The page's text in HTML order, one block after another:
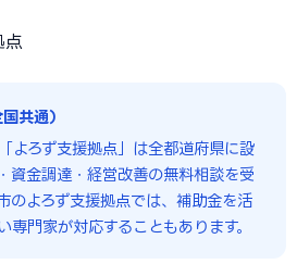
点
共通）
よろず支援拠点」は全都道府県に設
資金調達・経営改善の無料相談を受
のよろず支援拠点では、補助金を活
専門家が対応することもあります。